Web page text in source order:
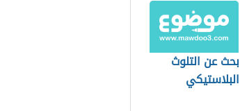
بحث عن التلوث
البلاستيكي